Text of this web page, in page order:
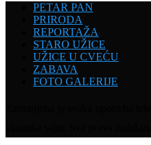
PETAR PAN
PRIRODA
REPORTAŽA
STARO UŽICE
UŽICE U CVEĆU
ZABAVA
FOTO GALERIJE